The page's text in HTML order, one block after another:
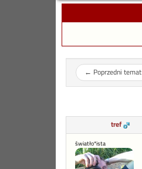
← Poprzedni temat
tref
światło*ista